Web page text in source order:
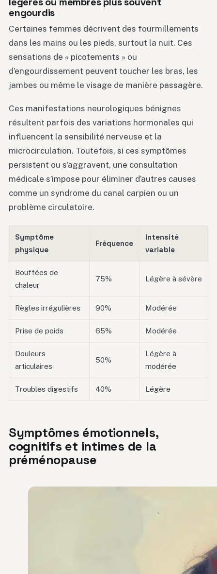
engourdis
Certaines femmes décrivent des fourmillements
dans les mains ou les pieds, surtout la nuit. Ces
sensations de « picotements » ou
d’engourdissement peuvent toucher les bras, les
jambes ou même le visage de manière passagère.
Ces manifestations neurologiques bénignes
résultent parfois des variations hormonales qui
influencent la sensibilité nerveuse et la
microcirculation. Toutefois, si ces symptômes
persistent ou s’aggravent, une consultation
médicale s’impose pour éliminer d’autres causes
comme un syndrome du canal carpien ou un
problème circulatoire.
Symptôme
physique
Fréquence
Intensité
variable
Bouffées de
chaleur
75% Légère à sévère
Règles irrégulières 90% Modérée
Prise de poids 65% Modérée
Douleurs
articulaires
50%
Légère à
modérée
Troubles digestifs 40% Légère
Symptômes émotionnels,
cognitifs et intimes de la
préménopause